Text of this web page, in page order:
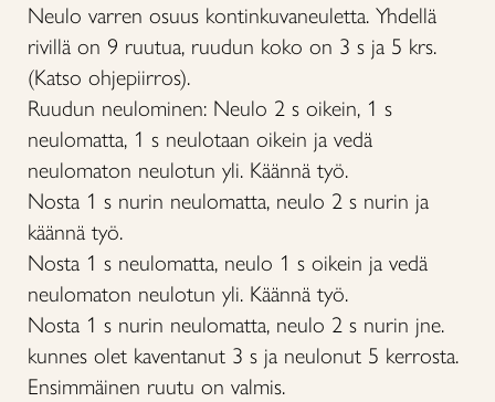
Neulo varren osuus kontinkuvaneuletta. Yhdellä
rivillä on 9 ruutua, ruudun koko on 3 s ja 5 krs.
(Katso ohjepiirros).
Ruudun neulominen: Neulo 2 s oikein, 1 s
neulomatta, 1 s neulotaan oikein ja vedä
neulomaton neulotun yli. Käännä työ.
Nosta 1 s nurin neulomatta, neulo 2 s nurin ja
käännä työ.
Nosta 1 s neulomatta, neulo 1 s oikein ja vedä
neulomaton neulotun yli. Käännä työ.
Nosta 1 s nurin neulomatta, neulo 2 s nurin jne.
kunnes olet kaventanut 3 s ja neulonut 5 kerrosta.
Ensimmäinen ruutu on valmis.